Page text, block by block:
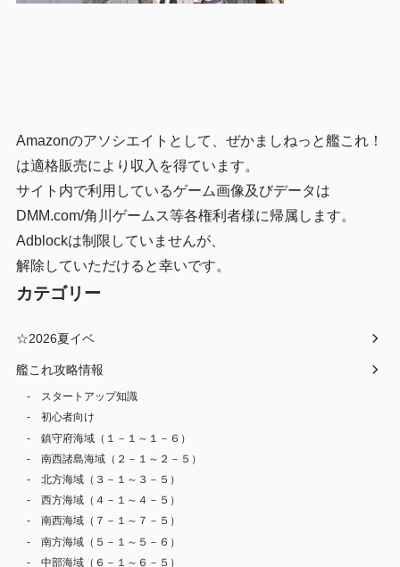
Amazonのアソシエイトとして、ぜかましねっと艦これ！
は適格販売により収入を得ています。
サイト内で利用しているゲーム画像及びデータは
DMM.com/角川ゲームス等各権利者様に帰属します。
Adblockは制限していませんが、
解除していただけると幸いです。
カテゴリー
☆2026夏イベ
艦これ攻略情報
スタートアップ知識
初心者向け
鎮守府海域（１－１～１－６）
南西諸島海域（２－１～２－５）
北方海域（３－１～３－５）
西方海域（４－１～４－５）
南西海域（７－１～７－５）
南方海域（５－１～５－６）
中部海域（６－１～６－５）